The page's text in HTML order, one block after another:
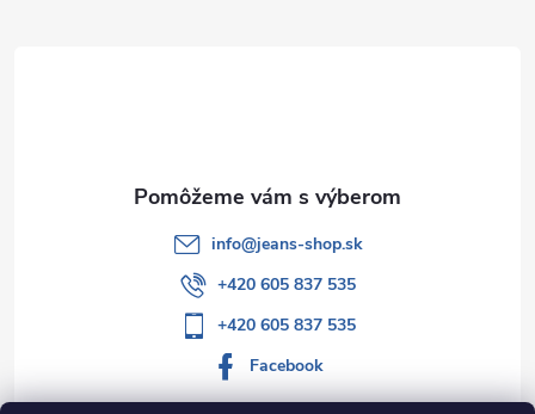
info@jeans-shop.sk
+420 605 837 535
+420 605 837 535
Facebook